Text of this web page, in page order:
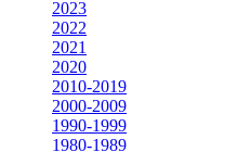
2023
2022
2021
2020
2010-2019
2000-2009
1990-1999
1980-1989